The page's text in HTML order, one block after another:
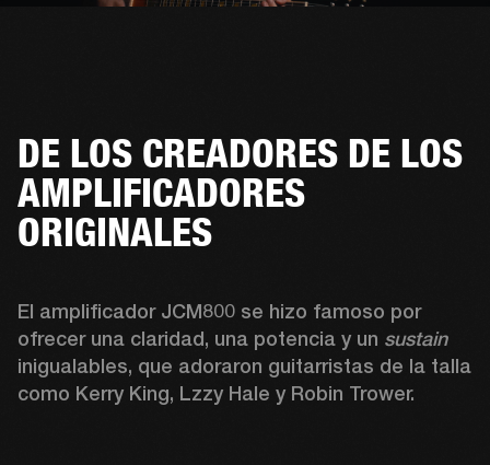
DE LOS CREADORES DE LOS
AMPLIFICADORES
ORIGINALES
El amplificador JCM800 se hizo famoso por
ofrecer una claridad, una potencia y un sustain
inigualables, que adoraron guitarristas de la talla
como Kerry King, Lzzy Hale y Robin Trower.